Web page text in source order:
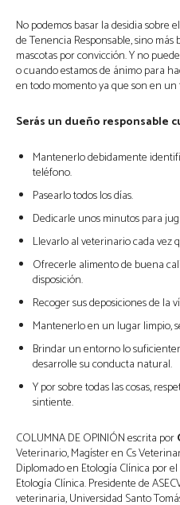
No podemos basar la desidia sobre
de Tenencia Responsable, sino
mascotas por convicción. Y no
o cuando estamos de ánimo para
en todo momento ya que son en
Serás un dueño responsable
Mantenerlo debidamente
teléfono.
Pasearlo todos los días.
Dedicarle unos minutos para
Llevarlo al veterinario cada vez
Ofrecerle alimento de buena
disposición.
Recoger sus deposiciones de la
Mantenerlo en un lugar limpio,
Brindar un entorno lo
desarrolle su conducta natural.
Y por sobre todas las cosas,
sintiente.
COLUMNA DE OPINIÓN escrita por
Veterinario, Magíster en Cs
Diplomado en Etología Clínica por
Etología Clínica. Presidente de
veterinaria, Universidad Santo